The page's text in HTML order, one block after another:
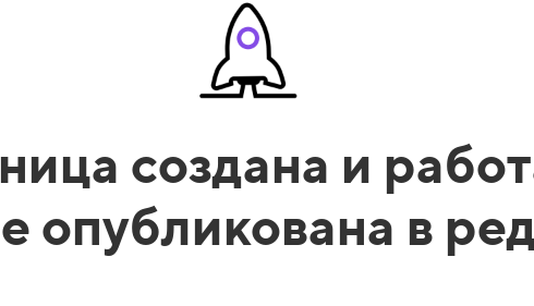
создана и
опубликована в